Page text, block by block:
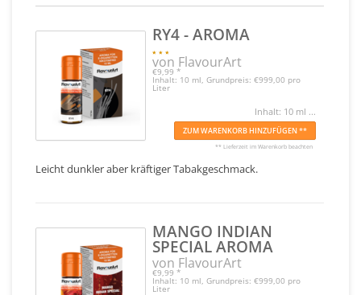
RY4 - AROMA
von FlavourArt
€9,99 *
Inhalt: 10 ml, Grundpreis: €999,00 pro
Liter
Inhalt: 10 ml ...
ZUM WARENKORB HINZUFÜGEN **
** Lieferzeit im Warenkorb beachten
Leicht dunkler aber kräftiger Tabakgeschmack.
MANGO INDIAN
SPECIAL AROMA
von FlavourArt
€9,99 *
Inhalt: 10 ml, Grundpreis: €999,00 pro
Liter